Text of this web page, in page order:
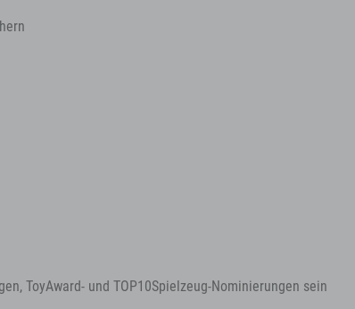
ToyAward- und TOP10Spielzeug-Nominierungen sein